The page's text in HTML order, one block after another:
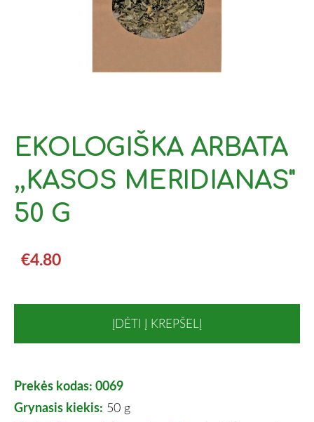
EKOLOGIŠKA ARBATA
,,KASOS MERIDIANAS"
50 G
€4.80
ĮDĖTI Į KREPŠELĮ
Prekės kodas: 0069
Grynasis kiekis: 50 g